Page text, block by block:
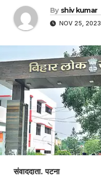
By shiv kumar
NOV 25, 2023
संवाददाता. पटना